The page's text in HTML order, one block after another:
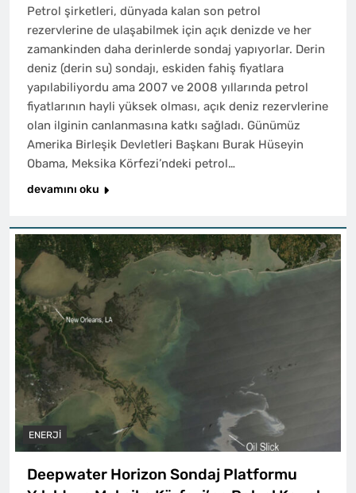
Petrol şirketleri, dünyada kalan son petrol
rezervlerine de ulaşabilmek için açık denizde ve her
zamankinden daha derinlerde sondaj yapıyorlar. Derin
deniz (derin su) sondajı, eskiden fahiş fiyatlara
yapılabiliyordu ama 2007 ve 2008 yıllarında petrol
fiyatlarının hayli yüksek olması, açık deniz rezervlerine
olan ilginin canlanmasına katkı sağladı. Günümüz
Amerika Birleşik Devletleri Başkanı Burak Hüseyin
Obama, Meksika Körfezi’ndeki petrol…
devamını oku
ENERJI
Deepwater Horizon Sondaj Platformu